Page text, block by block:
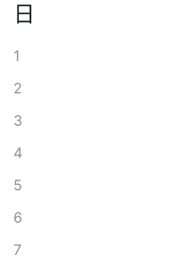
日
1
2
3
4
5
6
7